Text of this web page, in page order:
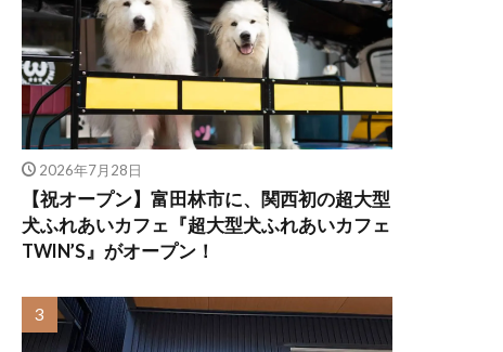
2026年7月28日
【祝オープン】富田林市に、関西初の超大型
犬ふれあいカフェ『超大型犬ふれあいカフェ
TWIN’S』がオープン！